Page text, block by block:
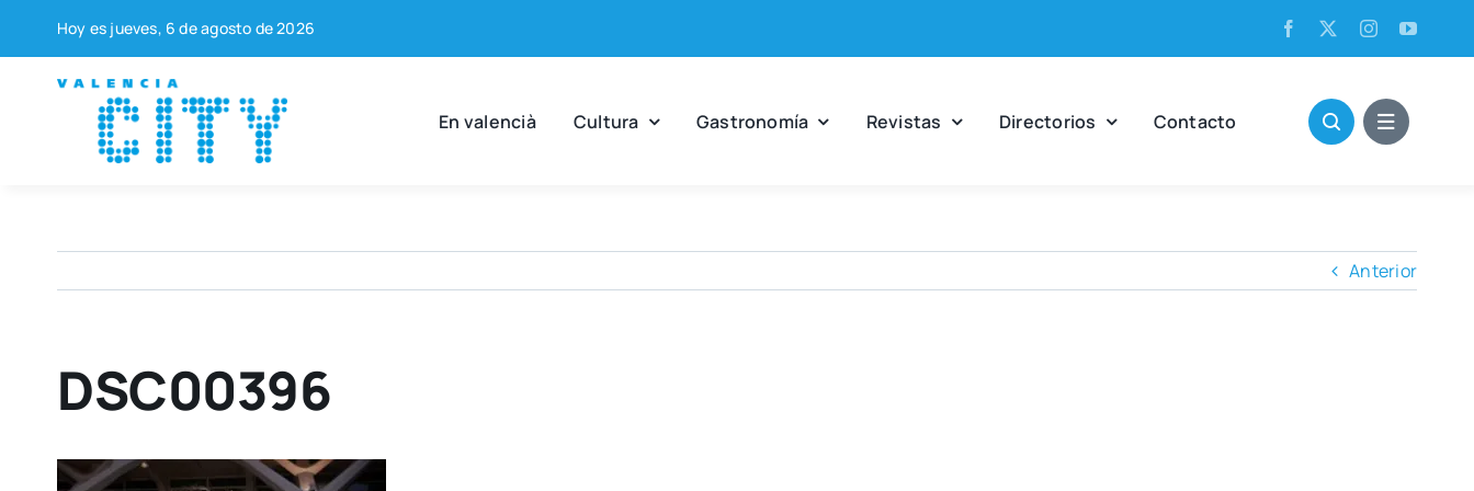
contenido
Hoy es jue­ves, 6 de agos­to de 2026
En valen­cià Cul­tu­ra Gas­tro­no­mía Revis­tas Direc­to­rios Con­tac­to
Anterior
DSC00396